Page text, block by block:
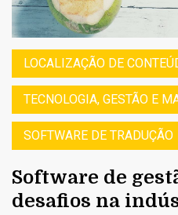
LOCALIZAÇÃO DE
TECNOLOGIA, GESTÃO E
SOFTWARE DE TRADUÇÃO
Software de
desafios na